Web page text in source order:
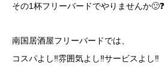
その1杯フリーバードでやりませんか🙂❓
南国居酒屋フリーバードでは、
コスパよし‼️雰囲気よし‼️サービスよし‼️